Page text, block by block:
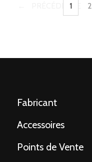
PRÉCÉDENTE PAGE
1 2
Fabricant
Accessoires
Points de Vente